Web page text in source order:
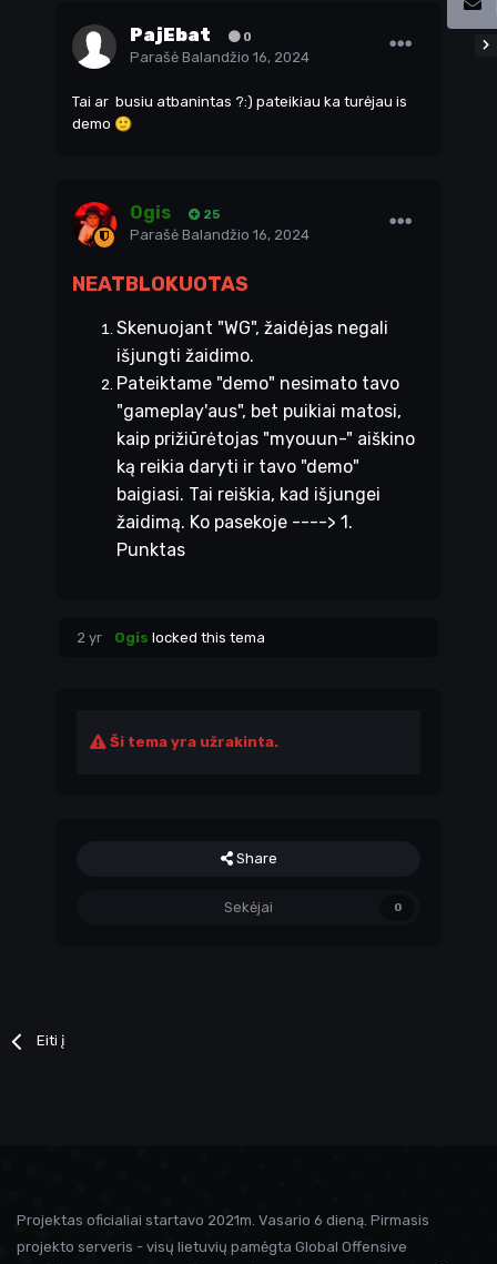
PajEbat 0
Parašė Balandžio 16, 2024
Tai ar busiu atbanintas ?:) pateikiau ka turėjau is
demo 🙂
Ogis 25
Parašė Balandžio 16, 2024
NEATBLOKUOTAS
Skenuojant "WG", žaidėjas negali
išjungti žaidimo.
Pateiktame "demo" nesimato tavo
"gameplay'aus", bet puikiai matosi,
kaip prižiūrėtojas "myouun-" aiškino
ką reikia daryti ir tavo "demo"
baigiasi. Tai reiškia, kad išjungei
žaidimą. Ko pasekoje ----> 1.
Punktas
2 yr Ogis locked this tema
Ši tema yra užrakinta.
Share
Sekėjai 0
Eiti į
Projektas oficialiai startavo 2021m. Vasario 6 dieną. Pirmasis
projekto serveris - visų lietuvių pamėgta Global Offensive